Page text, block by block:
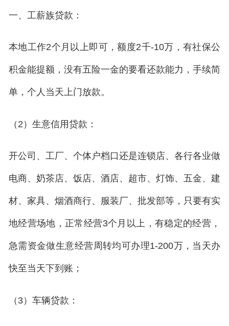
一、工薪族贷款：
本地工作2个月以上即可，额度2千-10万，有社保公
积金能提额，没有五险一金的要看还款能力，手续简
单，个人当天上门放款。
（2）生意信用贷款：
开公司、工厂、个体户档口还是连锁店、各行各业做
电商、奶茶店、饭店、酒店、超市、灯饰、五金、建
材、家具、烟酒商行、服装厂、批发部等，只要有实
地经营场地，正常经营3个月以上，有稳定的经营，
急需资金做生意经营周转均可办理1-200万，当天办
快至当天下到账；
（3）车辆贷款：